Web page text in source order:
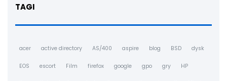
TAGI
acer active directory AS/400 aspire blog BSD dysk
EOS escort Film firefox google gpo gry HP